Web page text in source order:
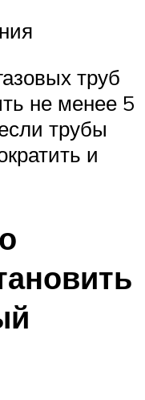
труб
не менее 5
трубы
и